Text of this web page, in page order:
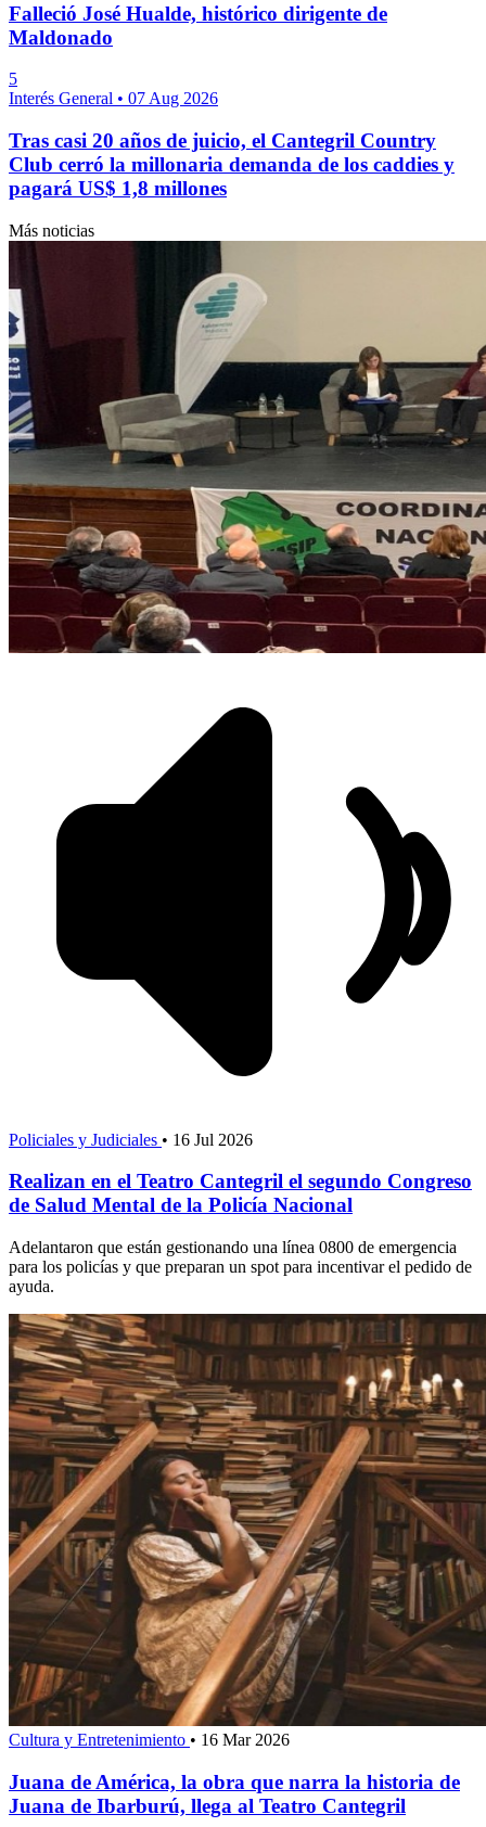
Falleció José Hualde, histórico dirigente de
Maldonado
5
Interés General • 07 Aug 2026
Tras casi 20 años de juicio, el Cantegril Country
Club cerró la millonaria demanda de los caddies y
pagará US$ 1,8 millones
Más noticias
Policiales y Judiciales • 16 Jul 2026
Realizan en el Teatro Cantegril el segundo Congreso
de Salud Mental de la Policía Nacional
Adelantaron que están gestionando una línea 0800 de emergencia
para los policías y que preparan un spot para incentivar el pedido de
ayuda.
Cultura y Entretenimiento • 16 Mar 2026
Juana de América, la obra que narra la historia de
Juana de Ibarburú, llega al Teatro Cantegril